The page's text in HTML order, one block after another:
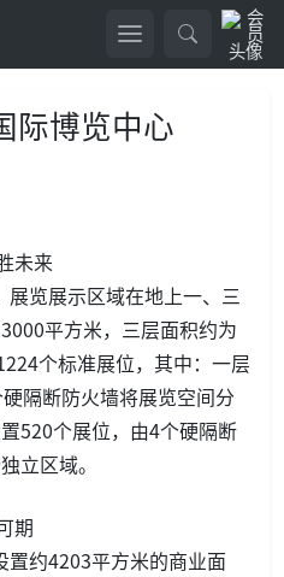
际博览中心
未来
览展示区域在地上一、三
平方米，三层面积约为
个标准展位，其中：一层
隔断防火墙将展览空间分
520个展位，由4个硬隔断
立区域。
期
约4203平方米的商业面